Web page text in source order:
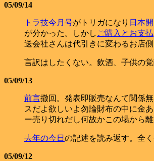
05/09/14
トラ技今月号がトリガになり 日本
が分かった。しかし ご購入とお支払
送会社さんは代引きに変わるお店
言訳はしたくない。飲酒、子供の
05/09/13
前言撤回。発表即販売なんて関係
スだよ欲しいよ勿論財布の中に金
ー売り切れだし何故かこの場から
去年の今日 の記述を読み返す。全
05/09/12